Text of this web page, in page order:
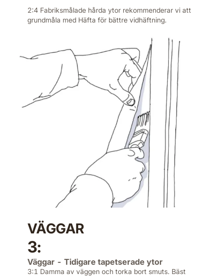
2:4 Fabriksmålade hårda ytor rekommenderar vi att
grundmåla med Häfta för bättre vidhäftning.
VÄGGAR
3:
Väggar - Tidigare tapetserade ytor
3:1 Damma av väggen och torka bort smuts. Bäst